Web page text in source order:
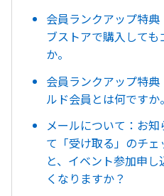
会員ランクアップ特
ブストアで購入して
か。
会員ランクアップ特
ルド会員とは何ですか。
メールについて：お
て「受け取る」のチ
と、イベント参加申
くなりますか？